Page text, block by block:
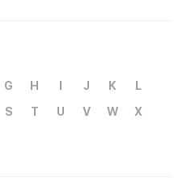
G H I J K
L
S T U V W
X